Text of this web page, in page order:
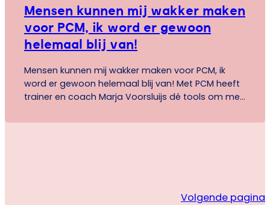
Mensen kunnen mij wakker maken
voor PCM, ik word er gewoon
helemaal blij van!
Mensen kunnen mij wakker maken voor PCM, ik
word er gewoon helemaal blij van! Met PCM heeft
trainer en coach Marja Voorsluijs dé tools om met
hele dag enthousiast. Wil jij ook dagelijks het
Volgende pagina